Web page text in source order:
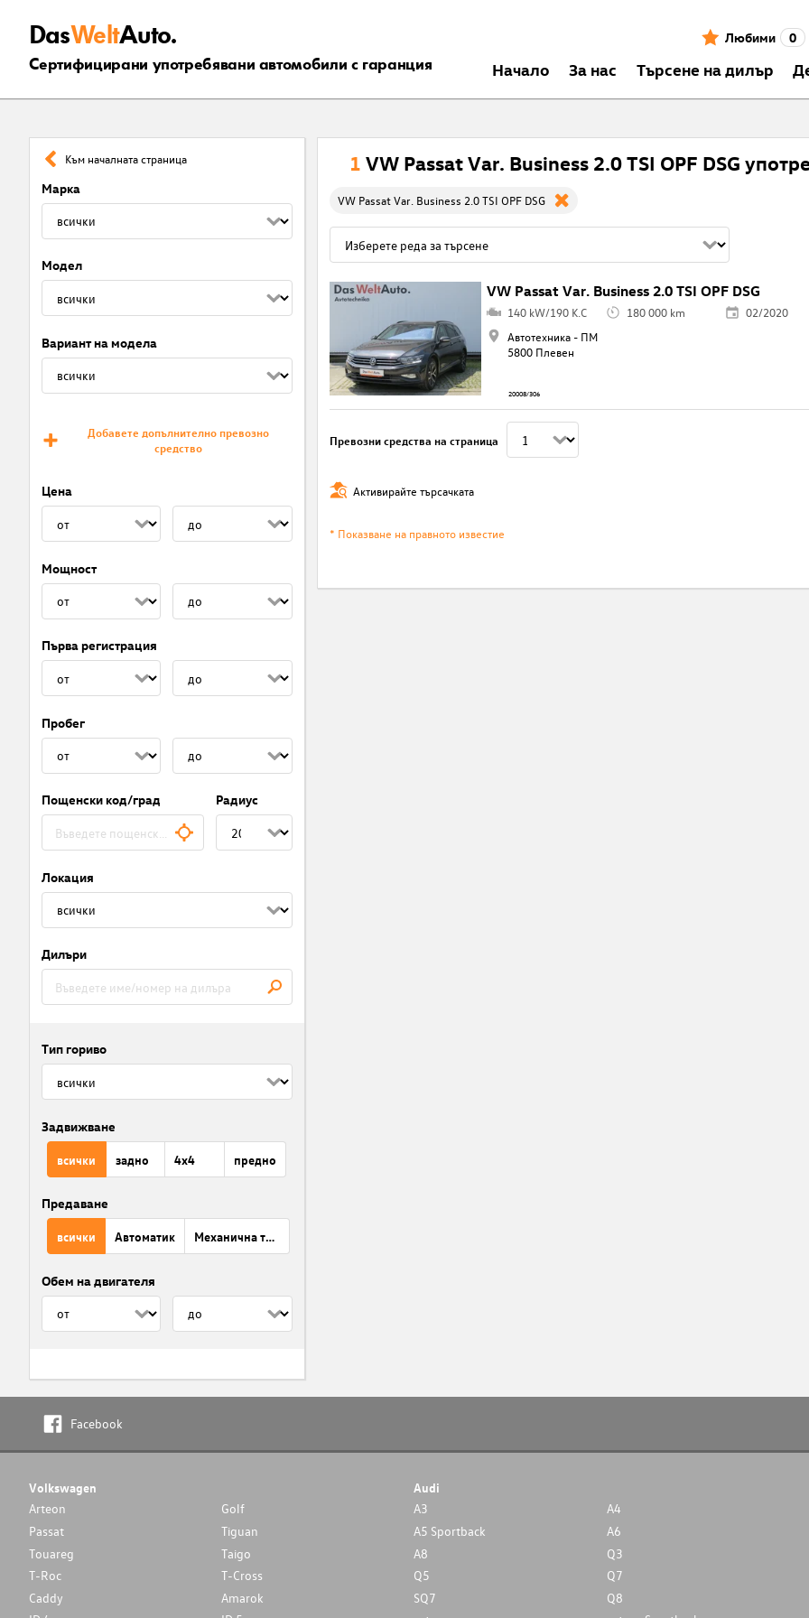
DasWeltAuto.
Сертифицирани употребявани автомобили с гаранция
Любими 0
Началo За нас Търсене на дилър
Към началната страница
Марка
Модел
Вариант на модела
Добавете допълнително превозно
средство
Цена
Мощност
Първа регистрация
Пробег
Пощенски код/град Радиус
Локация
Дилъри
Тип гориво
Задвижване
всички задно 4x4 предно
Предаване
всички Автоматик Механична трансмисия
Обем на двигателя
1 VW Passat Var. Business 2.0 TSI OPF DSG
VW Passat Var. Business 2.0 TSI OPF DSG
VW Passat Var. Business 2.0 TSI OPF DSG
140 kW/190 K.C 180 000 km
02/2020
Автотехника - ПМ
5800 Плевен
20008/306
Превозни средства на страница
Активирайте търсачката
* Показване на правното известие
Facebook
Volkswagen
Arteon
Golf
Passat
Tiguan
Touareg
Taigo
T-Roc
T-Cross
Caddy
Amarok
Audi
A3
A4
A5 Sportback
A6
A8
Q3
Q5
Q7
SQ7
Q8